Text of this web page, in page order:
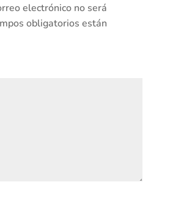
electrónico no será
obligatorios están